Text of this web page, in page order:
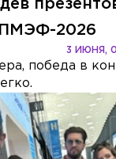
ПМЭФ-2026
3 ИЮНЯ,
победа в